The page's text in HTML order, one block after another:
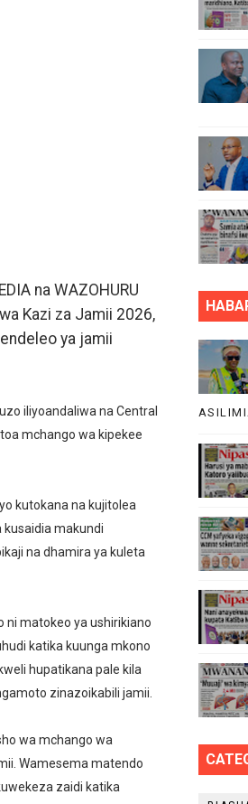
WMA NANE NANE, WAPATA
WA ALAMA ZA BIASHARA NA
MIUNDOMBINU AFRIKA
uhamiaji
MAZINGIRA
KWA WAKULIMA
BIDHAA ZAO ARUSHA
MTANDAONI
YA TEMESA
KUPITIA MIRADI YA UBIA (PPP)
na Ufugaji wa Kisasa
na WAZOHURU
Kazi za Jamii 2026,
ya jamii
iliyoandaliwa na Central
mchango wa kipekee
kutokana na kujitolea
kusaidia makundi
na dhamira ya kuleta
ni matokeo ya ushirikiano
katika kuunga mkono
hupatikana pale kila
zinazoikabili jamii.
wa mchango wa
Wamesema matendo
zaidi katika